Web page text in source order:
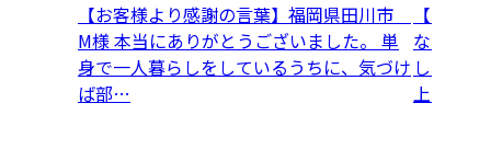
【お客様より感謝の言葉】福岡県田川市
M様 本当にありがとうございました。 単
身で一人暮らしをしているうちに、気づけ
ば部…
【お客
なた清掃
した。
上…